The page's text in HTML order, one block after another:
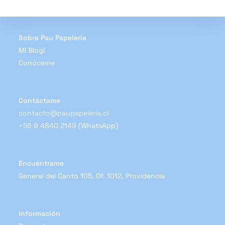
la
Sobre Pau Papelería
Mi Blog!
Conóceme
Contáctame
contacto@paupapeleria.cl
+56 9 4840 2149 (WhatsApp)
Encuéntrame
General del Canto 105, Of. 1012, Providencia
Información